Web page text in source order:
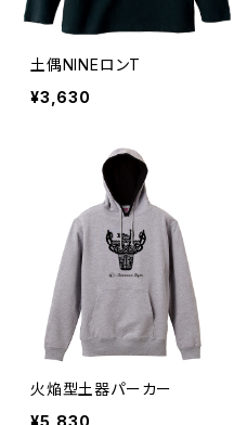
土偶NINEロンT
¥3,630
火焔型土器パーカー
¥5,830